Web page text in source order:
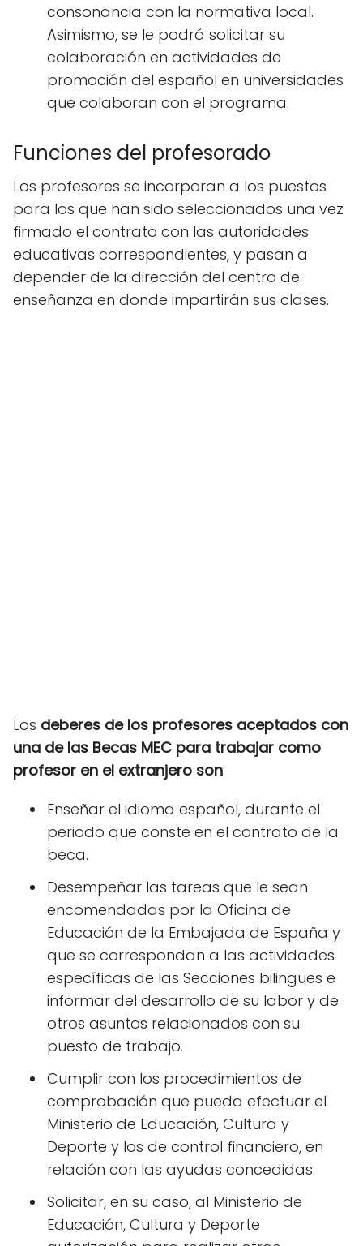
consonancia con la normativa local.
Asimismo, se le podrá solicitar su
colaboración en actividades de
promoción del español en universidades
que colaboran con el programa.
Funciones del profesorado
Los profesores se incorporan a los puestos
para los que han sido seleccionados una vez
firmado el contrato con las autoridades
educativas correspondientes, y pasan a
depender de la dirección del centro de
enseñanza en donde impartirán sus clases.
Los deberes de los profesores aceptados con
una de las Becas MEC para trabajar como
profesor en el extranjero son:
Enseñar el idioma español, durante el
periodo que conste en el contrato de la
beca.
Desempeñar las tareas que le sean
encomendadas por la Oficina de
Educación de la Embajada de España y
que se correspondan a las actividades
específicas de las Secciones bilingües e
informar del desarrollo de su labor y de
otros asuntos relacionados con su
puesto de trabajo.
Cumplir con los procedimientos de
comprobación que pueda efectuar el
Ministerio de Educación, Cultura y
Deporte y los de control financiero, en
relación con las ayudas concedidas.
Solicitar, en su caso, al Ministerio de
Educación, Cultura y Deporte